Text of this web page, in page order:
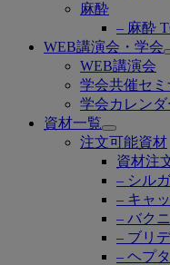
麻酔
– 麻酔
WEB講演会・学会
WEB講演会
学会共催セミ
学会カレンダ
資材一覧
Open
submenu
注文可能資材
資材注
– シル
– キャ
– バク
– ブリ
– ヘプ